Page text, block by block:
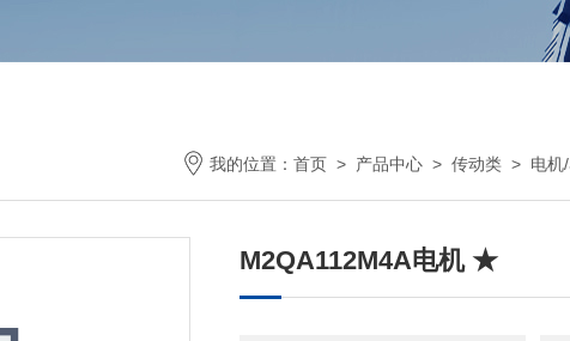
我的位置： 首页 > 产品中心 > 传动类 > 电机
M2QA112M4A电机 ★